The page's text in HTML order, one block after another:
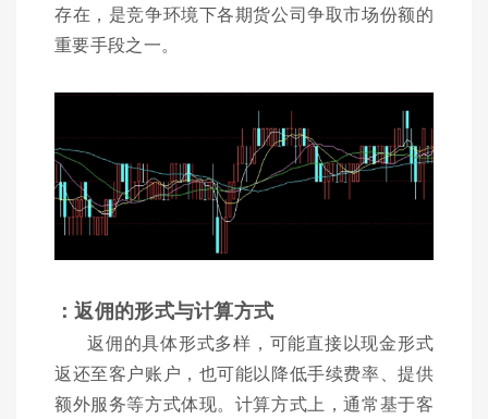
存在，是竞争环境下各期货公司争取市场份额的
重要手段之一。
：返佣的形式与计算方式
返佣的具体形式多样，可能直接以现金形式
返还至客户账户，也可能以降低手续费率、提供
额外服务等方式体现。计算方式上，通常基于客